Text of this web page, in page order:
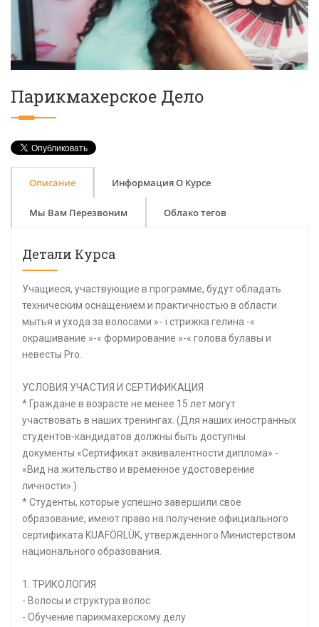
Парикмахерское Дело
Описание Информация О Курсе
Мы Вам Перезвоним Облако тегов
Детали Курса
Учащиеся, участвующие в программе, будут обладать
техническим оснащением и практичностью в области
мытья и ухода за волосами »- ï стрижка гелина -«
окрашивание »-« формирование »-« голова булавы и
невесты Pro.
УСЛОВИЯ УЧАСТИЯ И СЕРТИФИКАЦИЯ
* Граждане в возрасте не менее 15 лет могут
участвовать в наших тренингах. (Для наших иностранных
студентов-кандидатов должны быть доступны
документы «Сертификат эквивалентности диплома» -
«Вид на жительство и временное удостоверение
личности».)
* Студенты, которые успешно завершили свое
образование, имеют право на получение официального
сертификата KUAFÖRLÜK, утвержденного Министерством
национального образования.
1. ТРИКОЛОГИЯ
- Волосы и структура волос
- Обучение парикмахерскому делу